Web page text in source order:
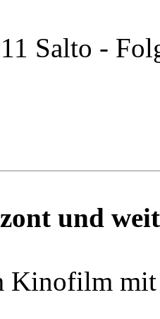
Salto -
und
Kinofilm mit